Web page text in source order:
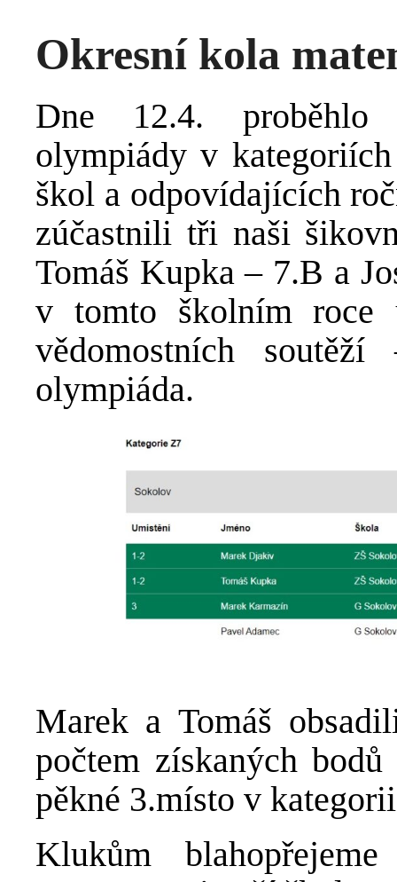
Okresní kola
Dne 12.4. proběhlo
olympiády v
škol a odpovídajících
zúčastnili tři naši
Tomáš Kupka – 7.B a
v tomto školním roce
vědomostních
olympiáda.
Marek a Tomáš
počtem získaných
pěkné 3.místo v
Klukům